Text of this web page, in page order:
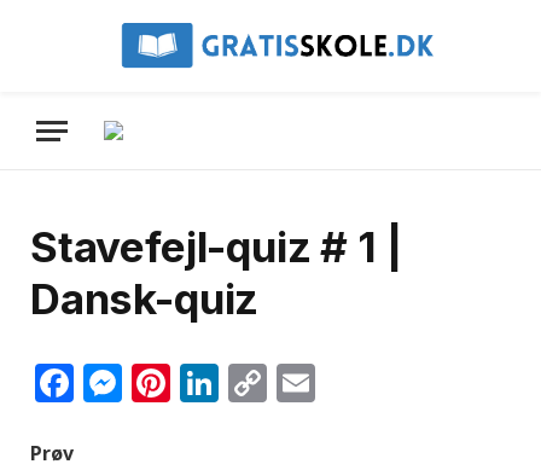
Stavefejl-quiz # 1 |
Dansk-quiz
Facebook
Messenger
Pinterest
LinkedIn
Copy
Prøv